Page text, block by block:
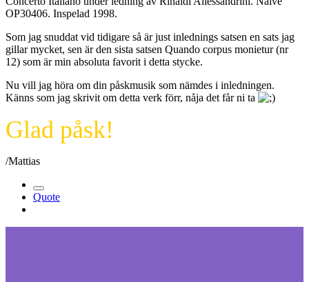
OP30406. Inspelad 1998.
Som jag snuddat vid tidigare så är just inlednings satsen en sats jag
gillar mycket, sen är den sista satsen Quando corpus monietur (nr
12) som är min absoluta favorit i detta stycke.
Nu vill jag höra om din påskmusik som nämdes i inledningen.
Känns som jag skrivit om detta verk förr, nåja det får ni ta
Glad påsk!
/Mattias
Quote